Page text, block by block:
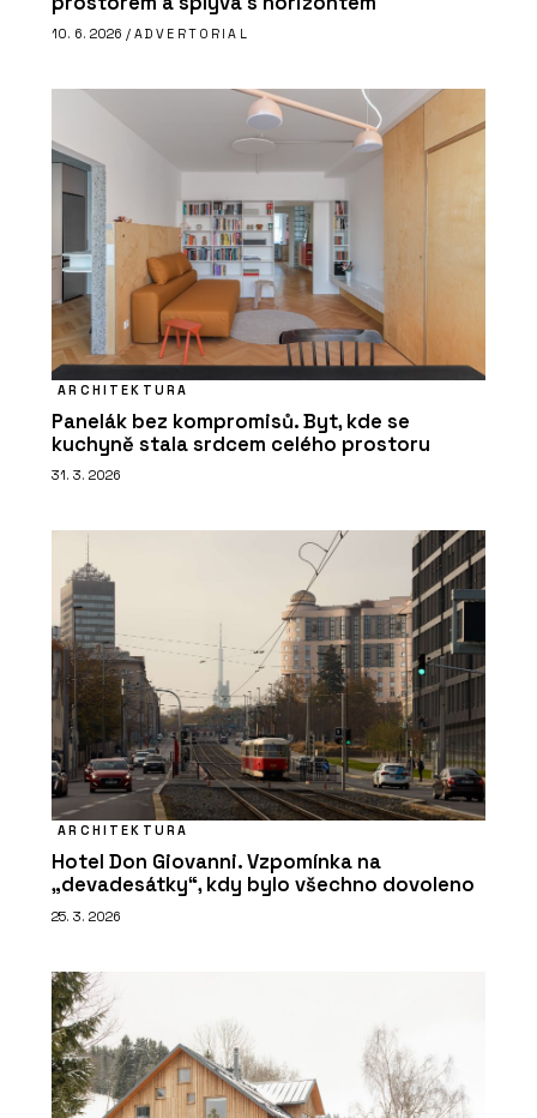
10. 6. 2026 / ADVERTORIAL
ARCHITEKTURA
Panelák bez kompromisů. Byt, kde se
kuchyně stala srdcem celého prostoru
31. 3. 2026
ARCHITEKTURA
Hotel Don Giovanni. Vzpomínka na
„devadesátky“, kdy bylo všechno dovoleno
25. 3. 2026